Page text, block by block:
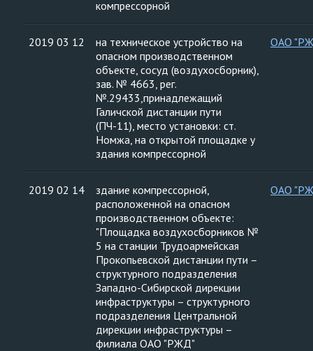
компрессорной
2019 03 12
на техническое устройство на
опасном производственном
объекте, сосуд (воздухосборник),
зав. № 4663, рег.
№.29433,принадлежащий
Галичской дистанции пути
(ПЧ-11), место установки: ст.
Номжа, на открытой площадке у
здания компрессорной
ОАО
2019 02 14
здание компрессорной,
расположенной на опасном
производственном объекте:
"Площадка воздухосборников №
5 на станции Трудоармейская
Прокопьевской дистанции пути –
структурного подразделения
Западно-Сибирской дирекции
инфраструктуры – структурного
подразделения Центральной
дирекции инфраструктуры –
филиала ОАО "РЖД"
ОАО